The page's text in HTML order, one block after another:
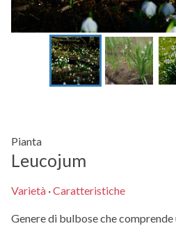
Pianta
Leucojum
Varietà ·Caratteristiche
Genere di bulbose che comprende